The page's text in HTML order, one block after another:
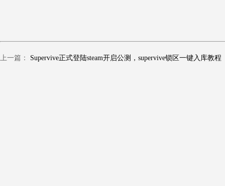
上一篇： Supervive正式登陆steam开启公测，supervive锁区一键入库教程